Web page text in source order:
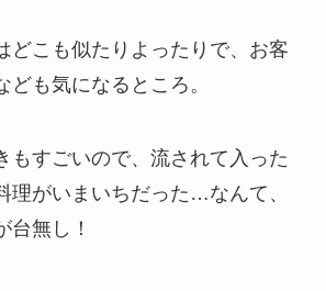
どこも似たりよったりで、お客
ども気になるところ。
もすごいので、流されて入った
理がいまいちだった…なんて、
台無し！